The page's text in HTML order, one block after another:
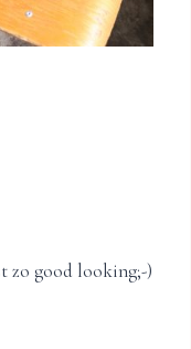
zo good looking;-)